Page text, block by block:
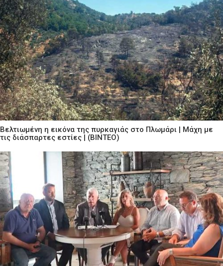
Βελτιωμένη η εικόνα της πυρκαγιάς στο Πλωμάρι | Μάχη με
τις διάσπαρτες εστίες | (ΒΙΝΤΕΟ)